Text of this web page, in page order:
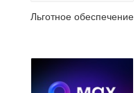
Льготное обеспечение